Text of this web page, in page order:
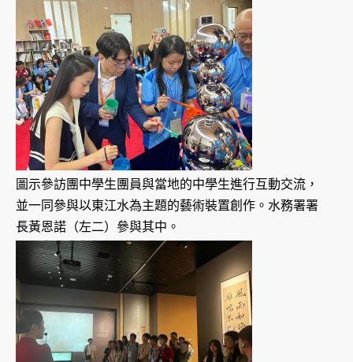
圖示參訪團中學生團員與當地的中學生進行互動交流，
並一同參與以東江水為主題的藝術裝置創作。水務署署
長黃恩諾（左二）參與其中。